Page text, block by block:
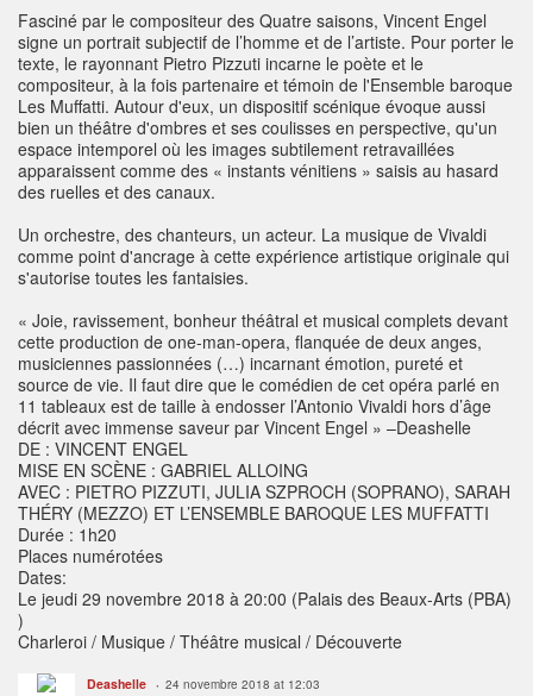
Fasciné par le compositeur des Quatre saisons, Vincent Engel
signe un portrait subjectif de l’homme et de l’artiste. Pour porter le
texte, le rayonnant Pietro Pizzuti incarne le poète et le
compositeur, à la fois partenaire et témoin de l'Ensemble baroque
Les Muffatti. Autour d'eux, un dispositif scénique évoque aussi
bien un théâtre d'ombres et ses coulisses en perspective, qu'un
espace intemporel où les images subtilement retravaillées
apparaissent comme des « instants vénitiens » saisis au hasard
des ruelles et des canaux.
Un orchestre, des chanteurs, un acteur. La musique de Vivaldi
comme point d'ancrage à cette expérience artistique originale qui
s'autorise toutes les fantaisies.
« Joie, ravissement, bonheur théâtral et musical complets devant
cette production de one-man-opera, flanquée de deux anges,
musiciennes passionnées (…) incarnant émotion, pureté et
source de vie. Il faut dire que le comédien de cet opéra parlé en
11 tableaux est de taille à endosser l’Antonio Vivaldi hors d’âge
décrit avec immense saveur par Vincent Engel » –Deashelle
DE : VINCENT ENGEL
MISE EN SCÈNE : GABRIEL ALLOING
AVEC : PIETRO PIZZUTI, JULIA SZPROCH (SOPRANO), SARAH
THÉRY (MEZZO) ET L’ENSEMBLE BAROQUE LES MUFFATTI
Durée : 1h20
Places numérotées
Dates:
Le jeudi 29 novembre 2018 à 20:00 (Palais des Beaux-Arts (PBA)
)
Charleroi / Musique / Théâtre musical / Découverte
Deashelle 24 novembre 2018 at 12:03